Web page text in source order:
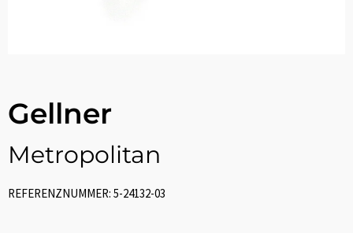
Gellner
Metropolitan
REFERENZNUMMER: 5-24132-03